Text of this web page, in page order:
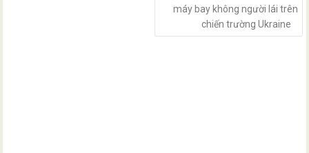
máy bay không người lái trên
chiến trường Ukraine